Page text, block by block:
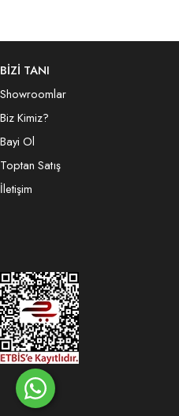
BİZİ TANI
Showroomlar
Biz Kimiz?
Bayi Ol
Toptan Satış
İletişim